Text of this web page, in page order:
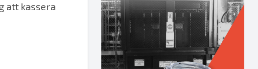
att kassera